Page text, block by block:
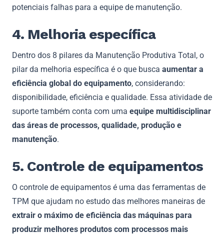
potenciais falhas para a equipe de manutenção.
4. Melhoria específica
Dentro dos 8 pilares da Manutenção Produtiva Total, o
pilar da melhoria específica é o que busca aumentar a
eficiência global do equipamento, considerando:
disponibilidade, eficiência e qualidade. Essa atividade de
suporte também conta com uma equipe multidisciplinar
das áreas de processos, qualidade, produção e
manutenção.
5. Controle de equipamentos
O controle de equipamentos é uma das ferramentas de
TPM que ajudam no estudo das melhores maneiras de
extrair o máximo de eficiência das máquinas para
produzir melhores produtos com processos mais